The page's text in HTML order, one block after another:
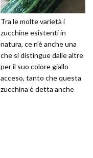
Tra le molte varietà i
zucchine esistenti in
natura, ce n'è anche una
che si distingue dalle altre
per il suo colore giallo
acceso, tanto che questa
zucchina è detta anche